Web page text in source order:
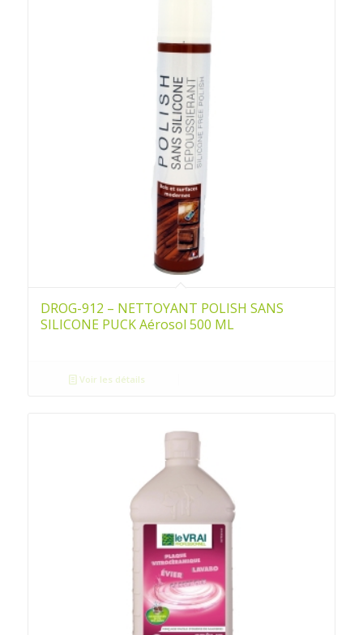
DROG-912 – NETTOYANT POLISH SANS
SILICONE PUCK Aérosol 500 ML
Voir les détails